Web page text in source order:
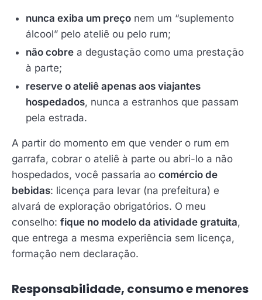
nunca exiba um preço nem um “suplemento
álcool” pelo ateliê ou pelo rum;
não cobre a degustação como uma prestação
à parte;
reserve o ateliê apenas aos viajantes
hospedados, nunca a estranhos que passam
pela estrada.
A partir do momento em que vender o rum em
garrafa, cobrar o ateliê à parte ou abri-lo a não
hospedados, você passaria ao comércio de
bebidas: licença para levar (na prefeitura) e
alvará de exploração obrigatórios. O meu
conselho: fique no modelo da atividade gratuita,
que entrega a mesma experiência sem licença,
formação nem declaração.
Responsabilidade, consumo e menores